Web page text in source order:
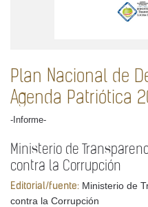
Plan Nacional de
Agenda Patriótica
-Informe-
Ministerio de
contra la Corrupción
Editorial/fuente: Ministerio de
contra la Corrupción